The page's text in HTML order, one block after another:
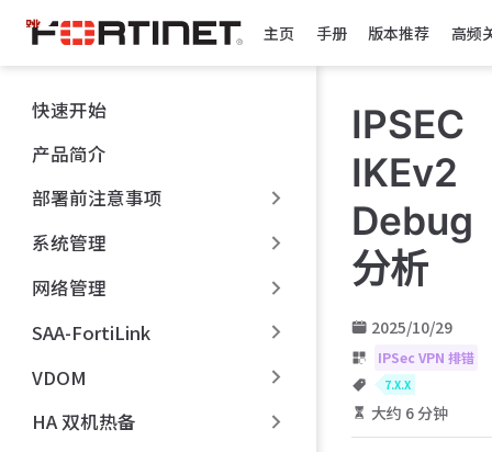
跳
至
主
內
容
主页 手册 版本推荐 高频
快速开始
产品简介
部署前注意事项
系统管理
网络管理
SAA-FortiLink
VDOM
HA 双机热备
IPSEC
IKEv2
Debug
分析
2025/10/29
IPSec VPN 排错
7.X.X
大约 6 分钟